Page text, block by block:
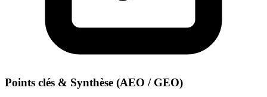
Points clés & Synthèse (AEO / GEO)